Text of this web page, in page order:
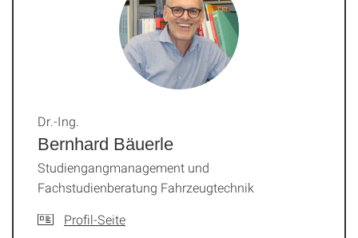
Bernhard Bäuerle
Dr.-Ing.
Studiengangmanagement und
Fachstudienberatung Fahrzeugtechnik
Profil-Seite